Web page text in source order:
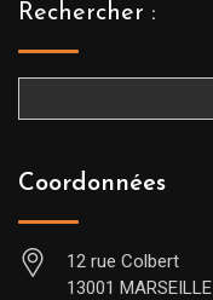
Rechercher :
Coordonnées
12 rue Colbert
13001 MARSEILLE